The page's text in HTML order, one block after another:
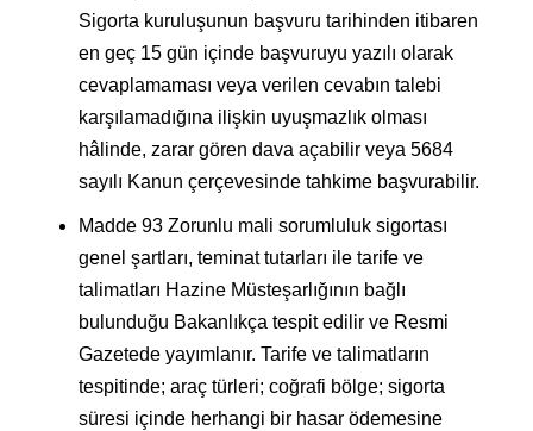
Sigorta kuruluşunun başvuru tarihinden itibaren
en geç 15 gün içinde başvuruyu yazılı olarak
cevaplamaması veya verilen cevabın talebi
karşılamadığına ilişkin uyuşmazlık olması
hâlinde, zarar gören dava açabilir veya 5684
sayılı Kanun çerçevesinde tahkime başvurabilir.
Madde 93 Zorunlu mali sorumluluk sigortası
genel şartları, teminat tutarları ile tarife ve
talimatları Hazine Müsteşarlığının bağlı
bulunduğu Bakanlıkça tespit edilir ve Resmi
Gazetede yayımlanır. Tarife ve talimatların
tespitinde; araç türleri; coğrafi bölge; sigorta
süresi içinde herhangi bir hasar ödemesine